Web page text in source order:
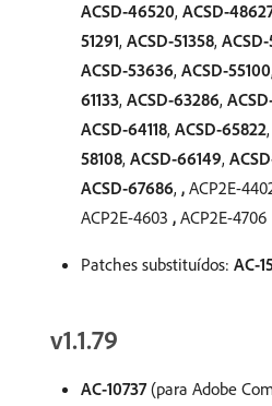
ACSD-46520, ACSD-
51291, ACSD-51358,
ACSD-53636, ACSD-55100,
61133, ACSD-63286,
ACSD-64118, ACSD-65822,
58108, ACSD-66149,
ACSD-67686, , ACP2E-
ACP2E-4603 , ACP2E-4706
Patches substituídos: AC-
v1.1.79
AC-10737(para Adobe